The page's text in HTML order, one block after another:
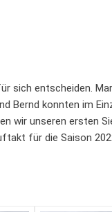
sich entscheiden.
Bernd konnten im
wir unseren ersten
für die Saison